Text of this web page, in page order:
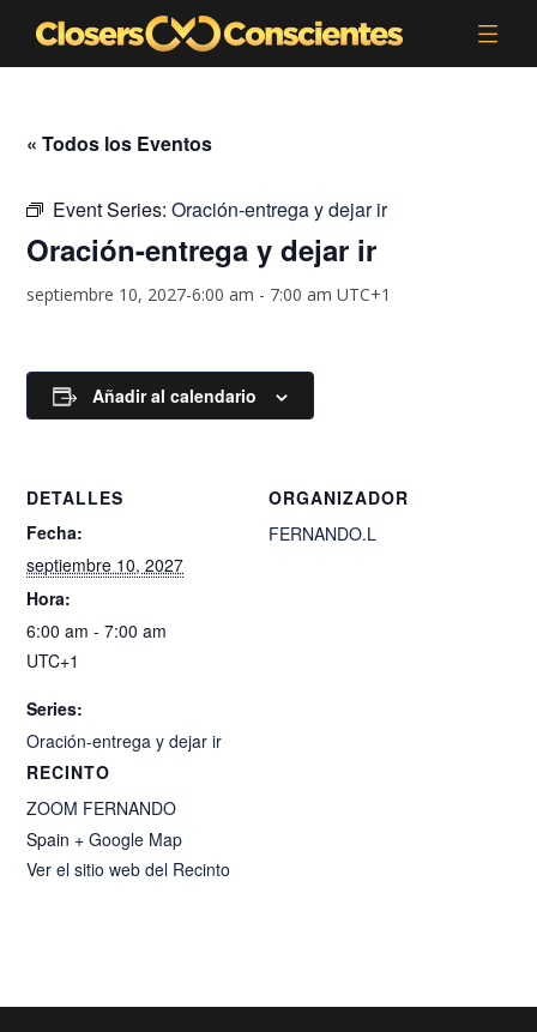
« Todos los Eventos
Event Series:Oración-entrega y dejar ir
Oración-entrega y dejar ir
septiembre 10, 2027-6:00 am - 7:00 am UTC+1
Añadir al calendario
DETALLES
Fecha:
septiembre 10, 2027
Hora:
6:00 am - 7:00 am
UTC+1
Series:
Oración-entrega y dejar ir
RECINTO
ZOOM FERNANDO
Spain + Google Map
Ver el sitio web del Recinto
ORGANIZADOR
FERNANDO.L